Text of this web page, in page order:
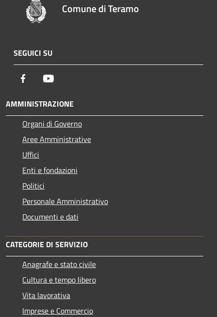
Comune di Teramo
SEGUICI SU
Facebook
AMMINISTRAZIONE
Organi di Governo
Aree Amministrative
Uffici
Enti e fondazioni
Politici
Personale Amministrativo
Documenti e dati
CATEGORIE DI SERVIZIO
Anagrafe e stato civile
Cultura e tempo libero
Vita lavorativa
Imprese e Commercio